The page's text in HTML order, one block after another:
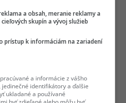
a obsah, meranie reklamy a
skupín a vývoj služieb
prístup k informáciám na zariadení
a informácie z vášho
identifikátory a ďalšie
ukladané a používané